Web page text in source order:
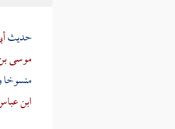
حديث
موسى
ابن